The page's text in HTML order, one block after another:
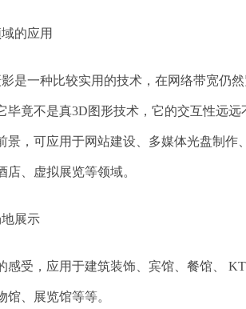
的应用
是一种比较实用的技术，在网络带宽仍
毕竟不是真3D图形技术，它的交互性远
景，可应用于网站建设、多媒体光盘制
店、虚拟展览等领域。
展示
感受，应用于建筑装饰、宾馆、餐馆、
馆、展览馆等等。